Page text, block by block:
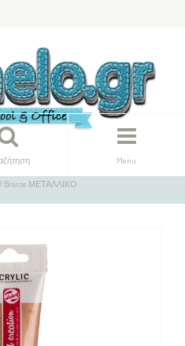
Menu
Bronze ΜΕΤΑΛΛΙΚΟ